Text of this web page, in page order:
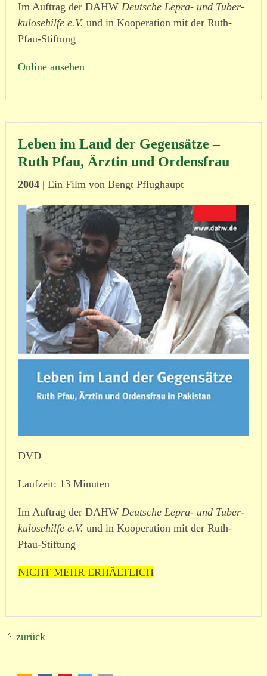
Im Auftrag der DAHW Deutsche Lepra- und Tuber­
ku­lo­se­hilfe e.V. und in Kooperation mit der Ruth-
Pfau-Stiftung
Online ansehen
Leben im Land der Gegensätze –
Ruth Pfau, Ärztin und Ordensfrau
2004| Ein Film von Bengt Pflughaupt
DVD
Laufzeit: 13 Minuten
Im Auftrag der DAHW Deutsche Lepra- und Tuber­
ku­lo­se­hilfe e.V. und in Kooperation mit der Ruth-
Pfau-Stiftung
NICHT MEHR ERHÄLTLICH
zurück